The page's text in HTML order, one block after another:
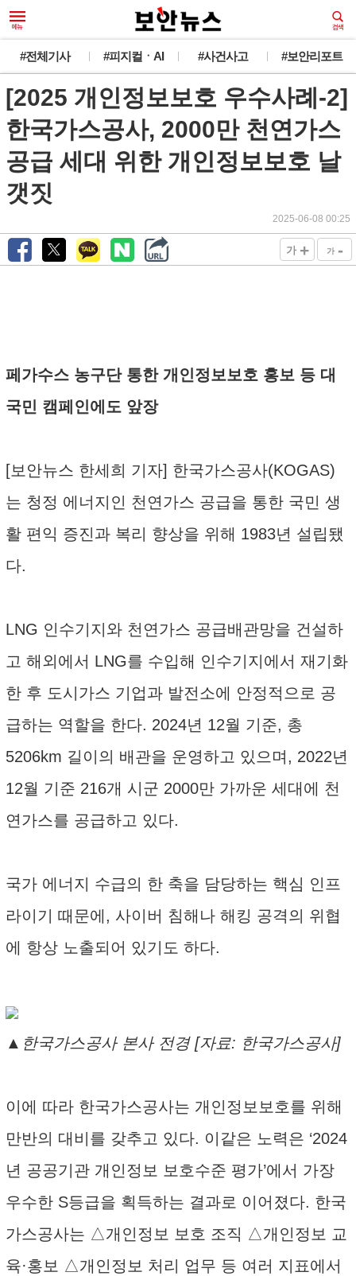
#전체기사 #피지컬ㆍAI #사건사고 #보안리포트
[2025 개인정보보호 우수사례-2]
한국가스공사, 2000만 천연가스
공급 세대 위한 개인정보보호 날
갯짓
2025-06-08 00:25
가 + 가 -
페가수스 농구단 통한 개인정보보호 홍보 등 대
국민 캠페인에도 앞장
[보안뉴스 한세희 기자] 한국가스공사(KOGAS)
는 청정 에너지인 천연가스 공급을 통한 국민 생
활 편익 증진과 복리 향상을 위해 1983년 설립됐
다.
LNG 인수기지와 천연가스 공급배관망을 건설하
고 해외에서 LNG를 수입해 인수기지에서 재기화
한 후 도시가스 기업과 발전소에 안정적으로 공
급하는 역할을 한다. 2024년 12월 기준, 총
5206km 길이의 배관을 운영하고 있으며, 2022년
12월 기준 216개 시군 2000만 가까운 세대에 천
연가스를 공급하고 있다.
국가 에너지 수급의 한 축을 담당하는 핵심 인프
라이기 때문에, 사이버 침해나 해킹 공격의 위협
에 항상 노출되어 있기도 하다.
▲한국가스공사 본사 전경 [자료: 한국가스공사]
이에 따라 한국가스공사는 개인정보보호를 위해
만반의 대비를 갖추고 있다. 이같은 노력은 ‘2024
년 공공기관 개인정보 보호수준 평가’에서 가장
우수한 S등급을 획득하는 결과로 이어졌다. 한국
가스공사는 △개인정보 보호 조직 △개인정보 교
육·홍보 △개인정보 처리 업무 등 여러 지표에서